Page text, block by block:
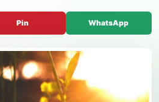
Pin WhatsApp